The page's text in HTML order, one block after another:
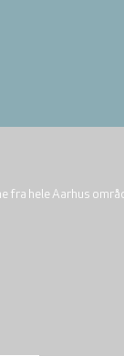
fra hele Aarhus